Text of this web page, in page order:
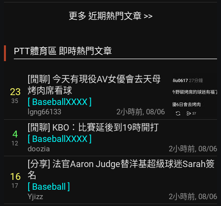
更多 近期熱門文章 >>
PTT體育區 即時熱門文章
23
35
[閒聊] 今天有現役AV女優會去天母
烤肉席看球
[ BaseballXXXX]
lgng66133 2小時前, 08/06
4
12
[閒聊] KBO：比賽延後到19時開打
[ BaseballXXXX]
doozia 2小時前, 08/06
16
17
[分享] 法官Aaron Judge替洋基超級球迷Sarah簽
名
[ Baseball ]
Yjizz 2小時前, 08/06